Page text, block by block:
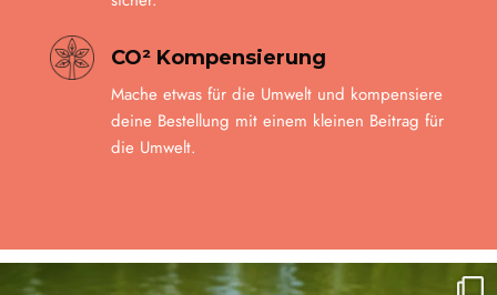
CO² Kompensierung
Mache etwas für die Umwelt und kompensiere
deine Bestellung mit einem kleinen Beitrag für
die Umwelt.